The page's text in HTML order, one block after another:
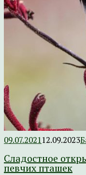
09.07.202112.09.2023
Сладостное
певчих пташек